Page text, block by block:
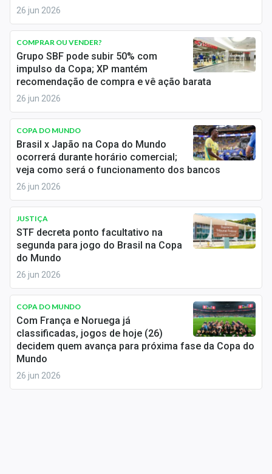
Internacional
Marketing
Tecnologia
Sobre
Expediente
Contato
26 jun 2026
COMPRAR OU VENDER?
Grupo SBF pode subir 50% com
impulso da Copa; XP mantém
recomendação de compra e vê ação barata
26 jun 2026
COPA DO MUNDO
Brasil x Japão na Copa do Mundo
ocorrerá durante horário comercial;
veja como será o funcionamento dos bancos
26 jun 2026
JUSTIÇA
STF decreta ponto facultativo na
segunda para jogo do Brasil na Copa
do Mundo
26 jun 2026
COPA DO MUNDO
Com França e Noruega já
classificadas, jogos de hoje (26)
decidem quem avança para próxima fase da Copa do
Mundo
26 jun 2026